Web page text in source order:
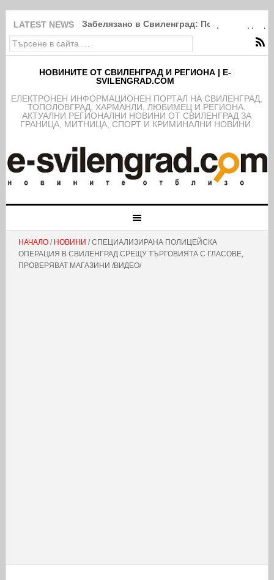
LATEST NEWS Забелязано в Свиленград: Покрити в
НОВИНИТЕ ОТ СВИЛЕНГРАД И РЕГИОНА | E-
SVILENGRAD.COM
EЛЕКТРОНЕН ИНФОРМАЦИОНЕН ПОРТАЛ НА СВИЛЕНГРАД,
ТОПОЛОВГРАД, ХАРМАНЛИ, ЛЮБИМЕЦ И РЕГИОНА.
АКТУАЛНИ РЕГИОНАЛНИ НОВИНИ ОТ СВИЛЕНГРАД ЗА
ГРАНИЦА, МИТНИЦА, СПОРТ И КРИМИНАЛНИ НОВИНИ.
НАЧАЛО/ НОВИНИ / СПЕЦИАЛИЗИРАНА ПОЛИЦЕЙСКА
ОПЕРАЦИЯ В СВИЛЕНГРАД СРЕЩУ ТЪРГОВИЯТА С ГЛАСОВЕ,
ПРОВЕРЯВАТ МАГАЗИНИ /ВИДЕО/